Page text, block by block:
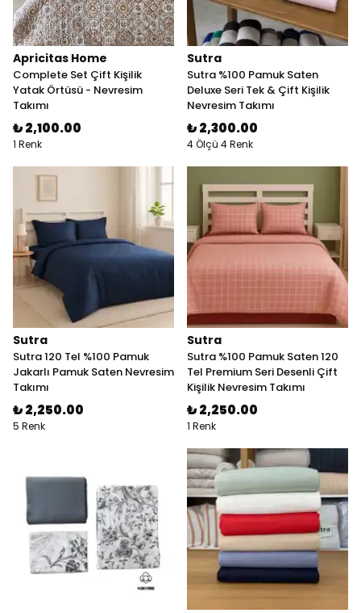
Apricitas Home
Complete Set Çift Kişilik
Yatak Örtüsü - Nevresim
Takımı
₺ 2,100.00
1 Renk
Sutra
Sutra %100 Pamuk Saten
Deluxe Seri Tek & Çift Kişilik
Nevresim Takımı
₺ 2,300.00
4 Ölçü 4 Renk
Sutra
Sutra 120 Tel %100 Pamuk
Jakarlı Pamuk Saten Nevresim
Takımı
₺ 2,250.00
5 Renk
Sutra
Sutra %100 Pamuk Saten 120
Tel Premium Seri Desenli Çift
Kişilik Nevresim Takımı
₺ 2,250.00
1 Renk